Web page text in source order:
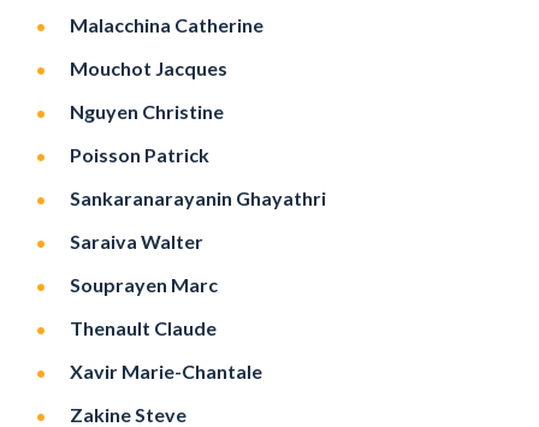
Malacchina Catherine
Mouchot Jacques
Nguyen Christine
Poisson Patrick
Sankaranarayanin Ghayathri
Saraiva Walter
Souprayen Marc
Thenault Claude
Xavir Marie-Chantale
Zakine Steve